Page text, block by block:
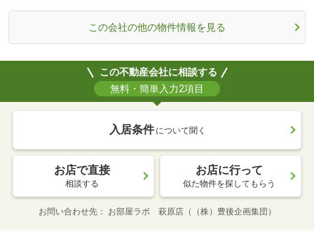
この会社の他の物件情報を見る
この不動産会社に相談する
無料・簡単入力2項目
入居条件 について聞く
お店で直接
相談する
お店に行って
似た物件を探してもらう
お問い合わせ先 お部屋ラボ 萩原店（（株）豊後企画集団）